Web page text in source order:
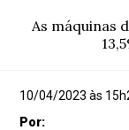
As máquinas
10/04/2023 às
Por: